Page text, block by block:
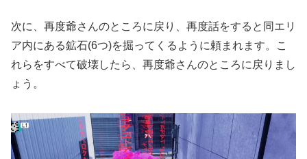
次に、再度爺さんのところに戻り、再度話をすると同エリ
ア内にある鉱石(6つ)を掘ってくるように頼まれます。こ
れらをすべて破壊したら、再度爺さんのところに戻りまし
ょう。